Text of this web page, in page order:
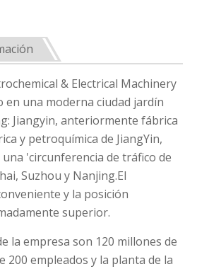
& Electrical Machinery
en una moderna ciudad jardín
Jiangyin, anteriormente fábrica
y petroquímica de JiangYin,
una 'circunferencia de tráfico de
Suzhou y Nanjing.El
y la posición
superior.
la empresa son 120 millones de
200 empleados y la planta de la